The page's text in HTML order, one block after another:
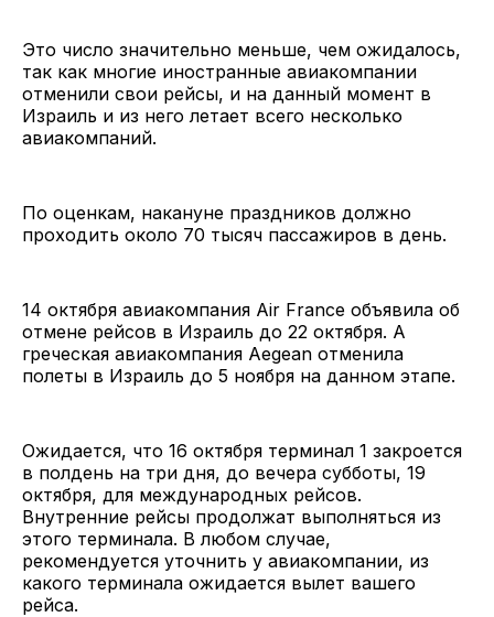
Это число значительно меньше, чем ожидалось,
так как многие иностранные авиакомпании
отменили свои рейсы, и на данный момент в
Израиль и из него летает всего несколько
авиакомпаний.
По оценкам, накануне праздников должно
проходить около 70 тысяч пассажиров в день.
14 октября авиакомпания Air France объявила об
отмене рейсов в Израиль до 22 октября. А
греческая авиакомпания Aegean отменила
полеты в Израиль до 5 ноября на данном этапе.
Ожидается, что 16 октября терминал 1 закроется
в полдень на три дня, до вечера субботы, 19
октября, для международных рейсов.
Внутренние рейсы продолжат выполняться из
этого терминала. В любом случае,
рекомендуется уточнить у авиакомпании, из
какого терминала ожидается вылет вашего
рейса.